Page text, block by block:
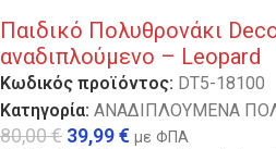
Παιδικό Πολυθρονάκι
αναδιπλούμενο – Leopard
Κωδικός προϊόντος: DT5-18100
Κατηγορία: ΑΝΑΔΙΠΛΟΥΜΕΝΑ
80,00€ 39,99€ με ΦΠΑ